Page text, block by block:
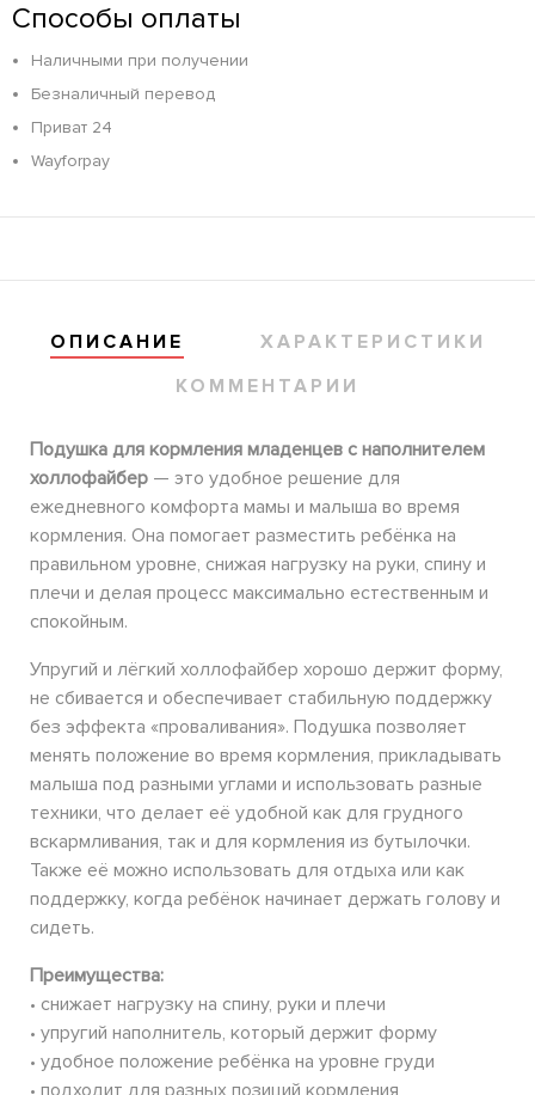
Способы оплаты
Наличными при получении
Безналичный перевод
Приват 24
Wayforpay
ОПИСАНИЕ
ХАРАКТЕРИСТИКИ
КОММЕНТАРИИ
Подушка для кормления младенцев с наполнителем
холлофайбер — это удобное решение для
ежедневного комфорта мамы и малыша во время
кормления. Она помогает разместить ребёнка на
правильном уровне, снижая нагрузку на руки, спину и
плечи и делая процесс максимально естественным и
спокойным.
Упругий и лёгкий холлофайбер хорошо держит форму,
не сбивается и обеспечивает стабильную поддержку
без эффекта «проваливания». Подушка позволяет
менять положение во время кормления, прикладывать
малыша под разными углами и использовать разные
техники, что делает её удобной как для грудного
вскармливания, так и для кормления из бутылочки.
Также её можно использовать для отдыха или как
поддержку, когда ребёнок начинает держать голову и
сидеть.
Преимущества:
• снижает нагрузку на спину, руки и плечи
• упругий наполнитель, который держит форму
• удобное положение ребёнка на уровне груди